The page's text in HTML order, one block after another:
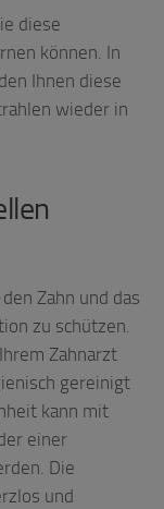
diese
können. In
Ihnen diese
wieder in
Zahn und das
zu schützen.
Zahnarzt
gereinigt
kann mit
einer
Die
und